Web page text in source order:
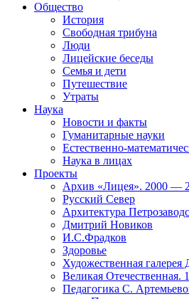
Общество
История
Свободная трибуна
Люди
Лицейские беседы
Семья и дети
Путешествие
Утраты
Наука
Новости и факты
Гуманитарные науки
Естественно-
Наука в лицах
Проекты
Архив «Лицея». 2000 —
Русский Север
Архитектура
Дмитрий Новиков
И.С.Фрадков
Здоровье
Художественная
Великая Отечественная.
Педагогика С.